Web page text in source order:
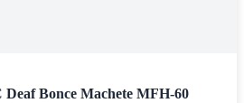
Bonce Machete MFH-60